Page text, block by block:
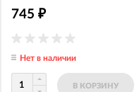
745 ₽
Нет в наличии
В КОРЗИНУ